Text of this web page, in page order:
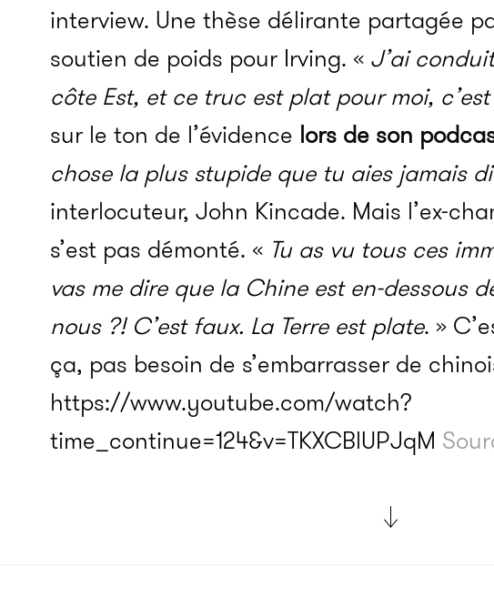
interview. Une thèse délirante partagée
soutien de poids pour Irving. « J’ai
côte Est, et ce truc est plat pour moi,
sur le ton de l’évidence lors de son
chose la plus stupide que tu aies jamais
interlocuteur, John Kincade. Mais l’ex-
s’est pas démonté. « Tu as vu tous ces
vas me dire que la Chine est en-dessous
nous ?! C’est faux. La Terre est plate. »
ça, pas besoin de s’embarrasser de
https://www.youtube.com/watch?
time_continue=124&v=TKXCBlUPJqM